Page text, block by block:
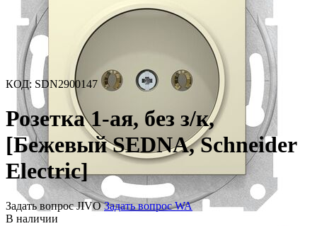
КОД: SDN2900147
Розетка 1-ая, без з/к,
[Бежевый SEDNA, Schneider
Electric]
Задать вопрос JIVO Задать вопрос WA
В наличии